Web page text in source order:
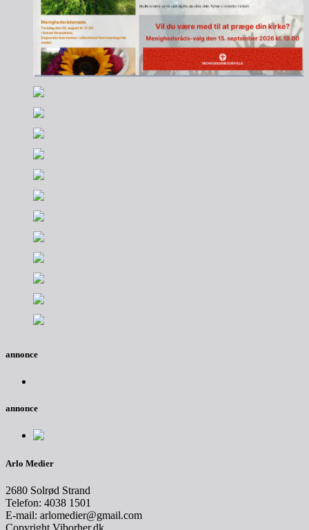
annonce
annonce
Arlo Medier
2680 Solrød Strand
Telefon: 4038 1501
E-mail: arlomedier@gmail.com
Copyright Viborher.dk